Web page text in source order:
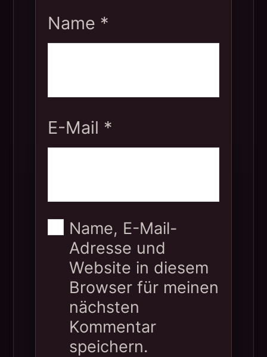
Name *
E-Mail *
Name, E-Mail-
Adresse und
Website in diesem
Browser für meinen
nächsten
Kommentar
speichern.